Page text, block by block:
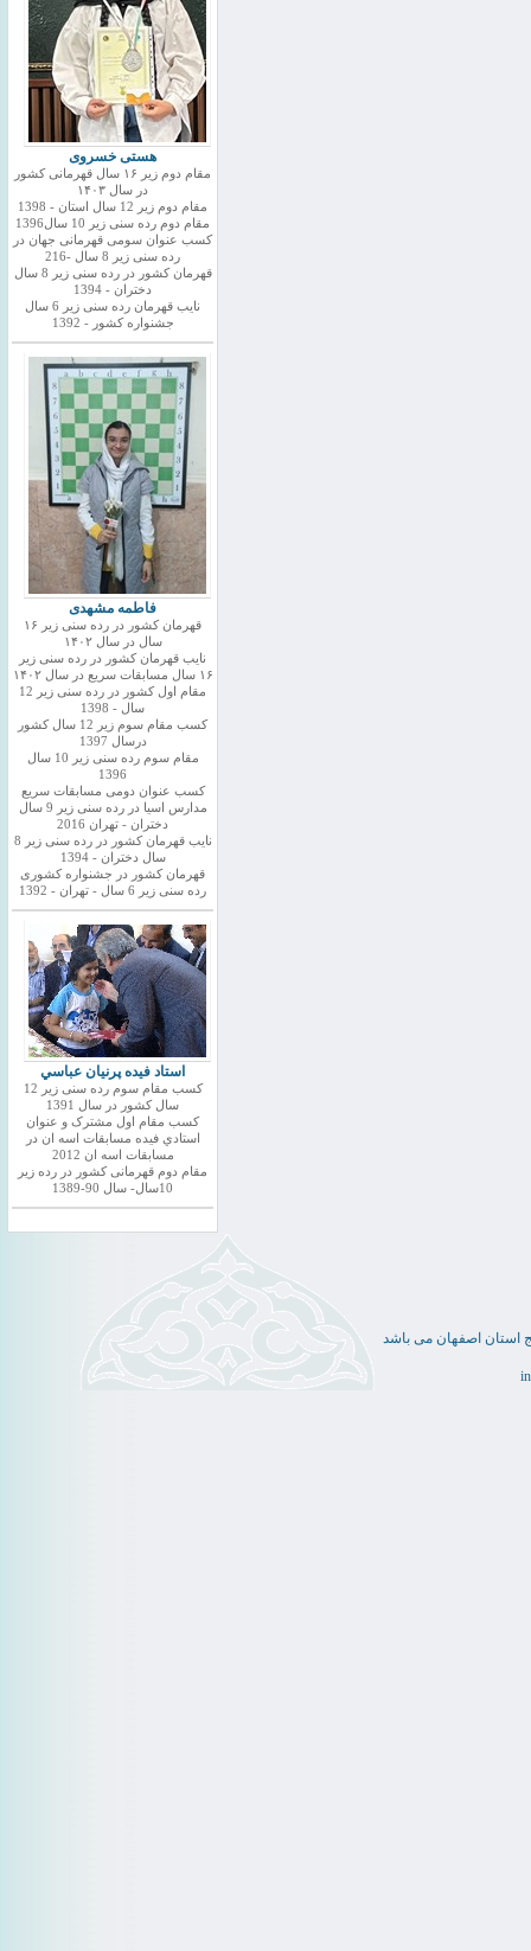
هستی خسروی
مقام دوم زیر ۱۶ سال قهرمانی کشور
در سال ۱۴۰۳
مقام دوم زیر 12 سال استان - 1398
مقام دوم رده سنی زیر 10 سال1396
کسب عنوان سومی قهرمانی جهان در
رده سنی زیر 8 سال -216
قهرمان کشور در رده سنی زیر 8 سال
دختران - 1394
نایب قهرمان رده سنی زیر 6 سال
جشنواره کشور - 1392
فاطمه مشهدی
قهرمان کشور در رده سنی زیر ۱۶
سال در سال ۱۴۰۲
نایب قهرمان کشور در رده سنی زیر
۱۶ سال مسابقات سریع در سال ۱۴۰۲
مقام اول کشور در رده سنی زیر 12
سال - 1398
کسب مقام سوم زیر 12 سال کشور
درسال 1397
مقام سوم رده سنی زیر 10 سال
1396
کسب عنوان دومی مسابقات سریع
مدارس اسیا در رده سنی زیر 9 سال
دختران - تهران 2016
نایب قهرمان کشور در رده سنی زیر 8
سال دختران - 1394
قهرمان کشور در جشنواره کشوری
رده سنی زیر 6 سال - تهران - 1392
استاد فيده پرنيان عباسي
کسب مقام سوم رده سنی زیر 12
سال کشور در سال 1391
کسب مقام اول مشترک و عنوان
استادي فيده مسابقات اسه ان در
مسابقات اسه ان 2012
مقام دوم قهرمانی کشور در رده زیر
10سال- سال 90-1389
استان اصفهان می باشد